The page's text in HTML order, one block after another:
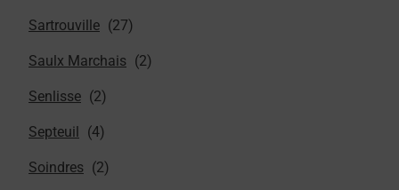
Sartrouville
Saulx Marchais
Senlisse
Septeuil
Soindres